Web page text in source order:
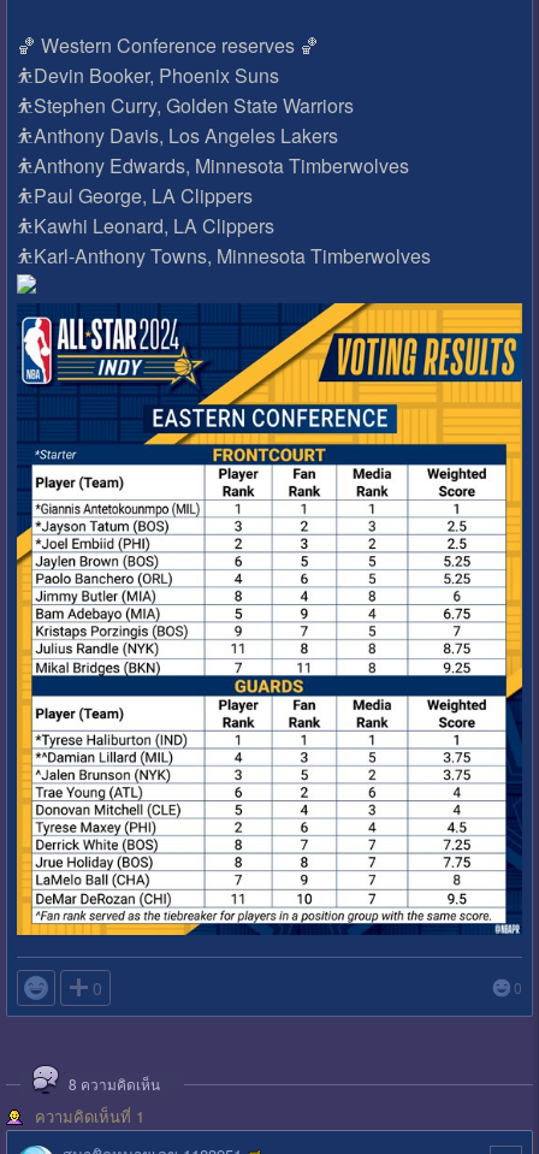
🏀 Western Conference reserves 🏀
⛹Devin Booker, Phoenix Suns
⛹Stephen Curry, Golden State Warriors
⛹Anthony Davis, Los Angeles Lakers
⛹Anthony Edwards, Minnesota Timberwolves
⛹Paul George, LA Clippers
⛹Kawhi Leonard, LA Clippers
⛹Karl-Anthony Towns, Minnesota Timberwolves
 0 0
8 ความคิดเห็น
ความคิดเห็นที่ 1